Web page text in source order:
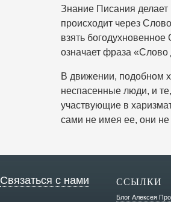
Знание Писания делает
происходит через
взять
означает фраза «Слово
В движении, подобном
неспасенные люди, и
участвующие в
сами не имея ее, они не
Связаться с нами ССЫЛКИ
Блог Алексея